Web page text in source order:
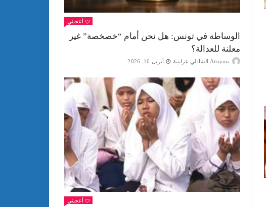
أعجبني
الوساطة في تونس: هل نحن أمام “خصخصة” غير
معلنة للعدالة؟
Attayma الشاذلي عرايبية أبريل 16, 2026
أعجبني